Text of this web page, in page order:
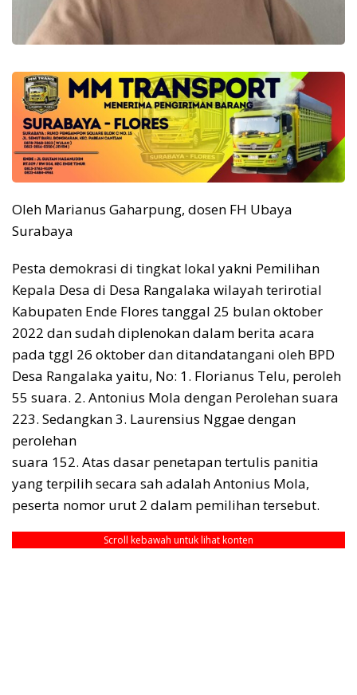
Oleh Marianus Gaharpung, dosen FH Ubaya
Surabaya
Pesta demokrasi di tingkat lokal yakni Pemilihan
Kepala Desa di Desa Rangalaka wilayah terirotial
Kabupaten Ende Flores tanggal 25 bulan oktober
2022 dan sudah diplenokan dalam berita acara
pada tggl 26 oktober dan ditandatangani oleh BPD
Desa Rangalaka yaitu, No: 1. Florianus Telu, peroleh
55 suara. 2. Antonius Mola dengan Perolehan suara
223. Sedangkan 3. Laurensius Nggae dengan
perolehan
suara 152. Atas dasar penetapan tertulis panitia
yang terpilih secara sah adalah Antonius Mola,
peserta nomor urut 2 dalam pemilihan tersebut.
Scroll kebawah untuk lihat konten